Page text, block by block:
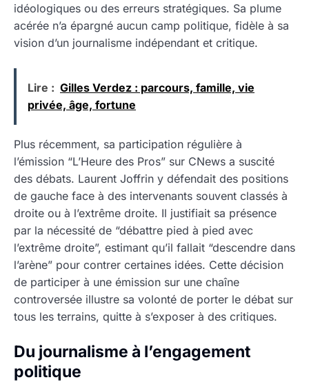
idéologiques ou des erreurs stratégiques. Sa plume
acérée n’a épargné aucun camp politique, fidèle à sa
vision d’un journalisme indépendant et critique.
Lire : Gilles Verdez : parcours, famille, vie
privée, âge, fortune
Plus récemment, sa participation régulière à
l’émission “L’Heure des Pros” sur CNews a suscité
des débats. Laurent Joffrin y défendait des positions
de gauche face à des intervenants souvent classés à
droite ou à l’extrême droite. Il justifiait sa présence
par la nécessité de “débattre pied à pied avec
l’extrême droite”, estimant qu’il fallait “descendre dans
l’arène” pour contrer certaines idées. Cette décision
de participer à une émission sur une chaîne
controversée illustre sa volonté de porter le débat sur
tous les terrains, quitte à s’exposer à des critiques.
Du journalisme à l’engagement
politique